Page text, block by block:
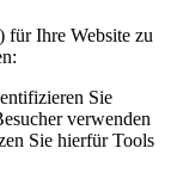
für Ihre Website zu
Sie
verwenden
Sie hierfür Tools